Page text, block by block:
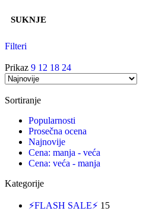
SUKNJE
Filteri
Prikaz 9 12 18 24
Sortiranje
Popularnosti
Prosečna ocena
Najnovije
Cena: manja - veća
Cena: veća - manja
Kategorije
⚡FLASH SALE⚡ 15